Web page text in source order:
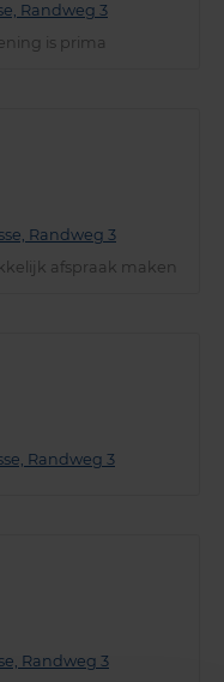
Randweg 3
is prima
Randweg 3
afspraak maken
Randweg 3
Randweg 3